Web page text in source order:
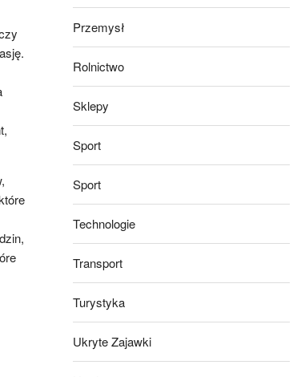
Przemysł
Rolnictwo
Sklepy
Sport
Sport
Technologie
Transport
Turystyka
Ukryte Zajawki